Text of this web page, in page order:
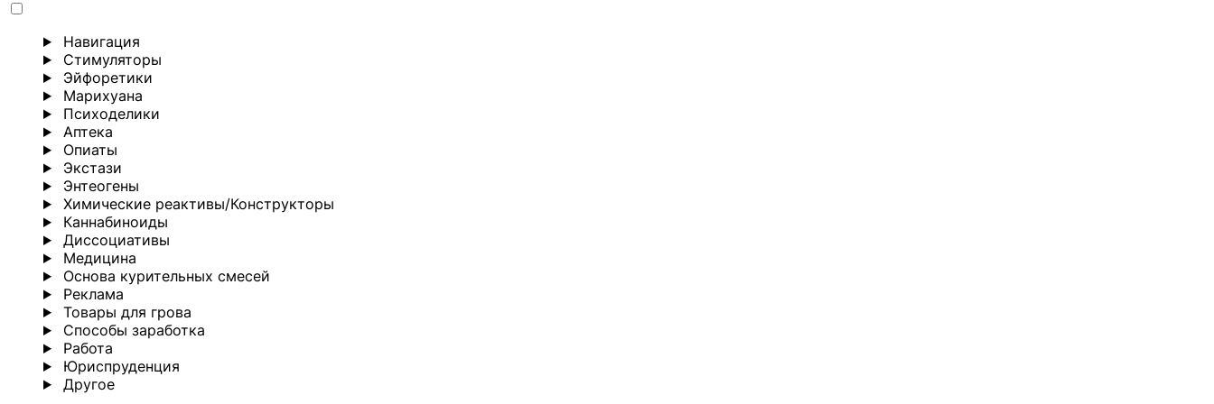
Навигация
Стимуляторы
Эйфоретики
Марихуана
Психоделики
Аптека
Опиаты
Экстази
Энтеогены
Химические реактивы/Конструкторы
Каннабиноиды
Диссоциативы
Медицина
Основа курительных смесей
Реклама
Товары для грова
Способы заработка
Работа
Юриспруденция
Другoе